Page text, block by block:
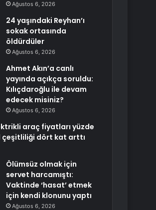
Ağustos 6, 2026
24 yaşındaki Reyhan’ı
sokak ortasında
öldürdüler
Ağustos 6, 2026
Ahmet Akın’a canlı
yayında açıkça soruldu:
Kılıçdaroğlu ile devam
edecek misiniz?
Ağustos 6, 2026
araç fiyatları yüzde
çeşitliliği dört kat arttı
Ölümsüz olmak için
servet harcamıştı:
Vaktinde ‘hasat’ etmek
için kendi klonunu yaptı
Ağustos 6, 2026